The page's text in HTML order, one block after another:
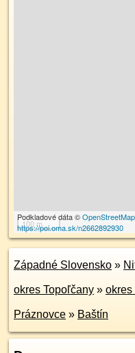
100 m
Podkladové dáta ©OpenStreetMap
https://poi.oma.sk/n2662892930
Západné Slovensko »
okres Topoľčany » okres
Práznovce » Baštín